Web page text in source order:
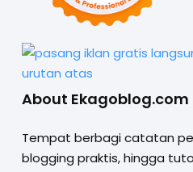
About Ekagoblog.com
Tempat berbagi catatan
blogging praktis, hingga